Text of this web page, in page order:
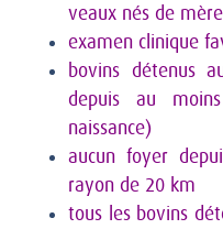
veaux nés de
examen clinique
bovins détenus
depuis au
naissance)
aucun foyer
rayon de 20 km
tous les bovins